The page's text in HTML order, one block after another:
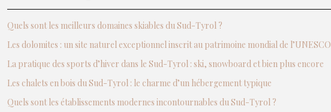
Quels sont les meilleurs domaines skiables du Sud-Tyrol ?
Les dolomites : un site naturel exceptionnel inscrit au patrimoine mondial de l’UNESCO
La pratique des sports d’hiver dans le Sud-Tyrol : ski, snowboard et bien plus encore
Les chalets en bois du Sud-Tyrol : le charme d’un hébergement typique
Quels sont les établissements modernes incontournables du Sud-Tyrol ?